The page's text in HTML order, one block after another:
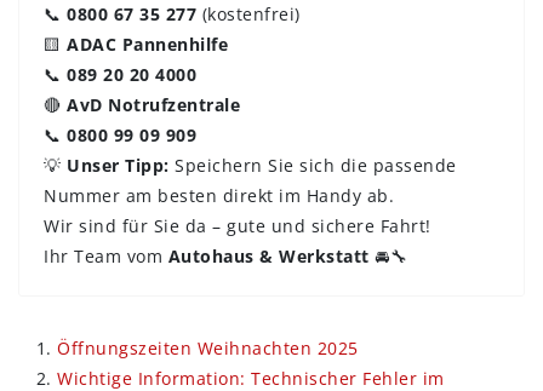
📞 0800 67 35 277 (kostenfrei)
🟨 ADAC Pannenhilfe
📞 089 20 20 4000
🔴 AvD Notrufzentrale
📞 0800 99 09 909
💡 Unser Tipp: Speichern Sie sich die passende
Nummer am besten direkt im Handy ab.
Wir sind für Sie da – gute und sichere Fahrt!
Ihr Team vom Autohaus & Werkstatt 🚘🔧
Öffnungszeiten Weihnachten 2025
Wichtige Information: Technischer Fehler im